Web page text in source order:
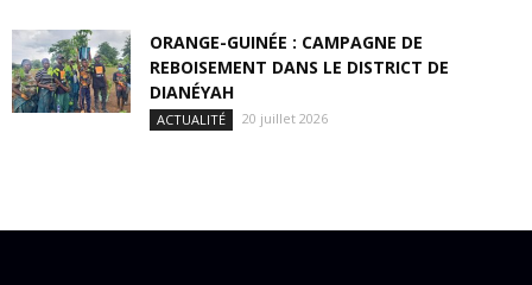
ORANGE-GUINÉE : CAMPAGNE DE
REBOISEMENT DANS LE DISTRICT DE
DIANÉYAH
ACTUALITÉ 20 juillet 2026